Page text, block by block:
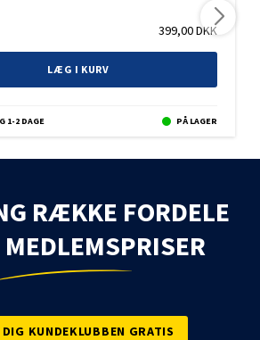
399,00DKK
LÆG I KURV
1-2 DAGE PÅ LAGER
RÆKKE FORDELE
KUNDEKLUBBEN GRATIS